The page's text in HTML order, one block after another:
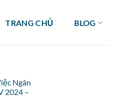
TRANG CHỦ BLOG
Ngân
2024 –